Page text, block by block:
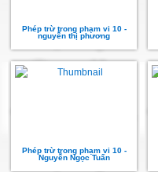
Phép trừ trong phạm vi 10 -
nguyễn thị phương
Phép trừ trong phạm vi 10 -
Nguyễn Ngọc Tuấn